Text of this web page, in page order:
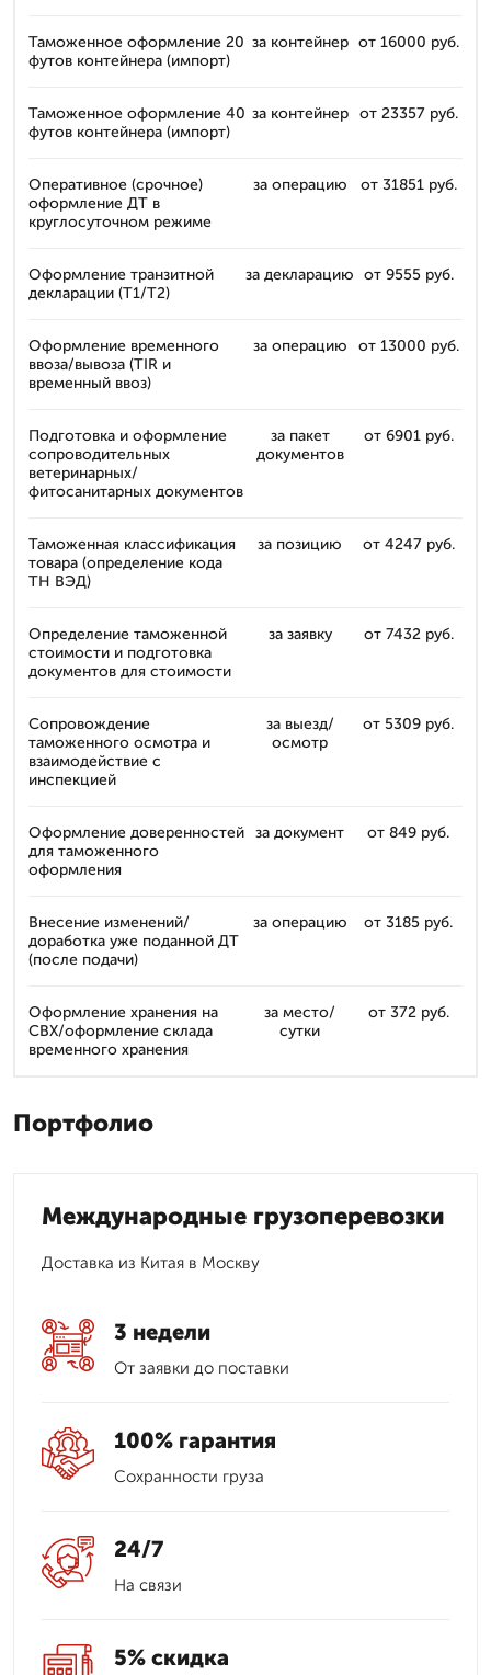
Таможенное оформление 20
футов контейнера (импорт)
за контейнер от 16000 руб.
Таможенное оформление 40
футов контейнера (импорт)
за контейнер от 23357 руб.
Оперативное (срочное)
оформление ДТ в
круглосуточном режиме
за операцию от 31851 руб.
Оформление транзитной
декларации (T1/T2)
за декларацию от 9555 руб.
Оформление временного
ввоза/вывоза (TIR и
временный ввоз)
за операцию от 13000 руб.
Подготовка и оформление
сопроводительных
ветеринарных/
фитосанитарных документов
за пакет
документов
от 6901 руб.
Таможенная классификация
товара (определение кода
ТН ВЭД)
за позицию от 4247 руб.
Определение таможенной
стоимости и подготовка
документов для стоимости
за заявку от 7432 руб.
Сопровождение
таможенного осмотра и
взаимодействие с
инспекцией
за выезд/
осмотр
от 5309 руб.
Оформление доверенностей
для таможенного
оформления
за документ от 849 руб.
Внесение изменений/
доработка уже поданной ДТ
(после подачи)
за операцию от 3185 руб.
Оформление хранения на
СВХ/оформление склада
временного хранения
за место/
сутки
от 372 руб.
Портфолио
Международные грузоперевозки
Доставка из Китая в Москву
3 недели
От заявки до поставки
100% гарантия
Сохранности груза
24/7
На связи
5% скидка